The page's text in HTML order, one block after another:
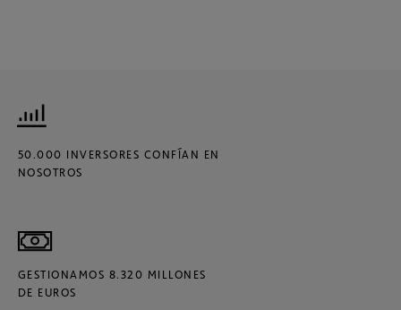
50.000 INVERSORES CONFÍAN EN
NOSOTROS
GESTIONAMOS 8.320 MILLONES
DE EUROS